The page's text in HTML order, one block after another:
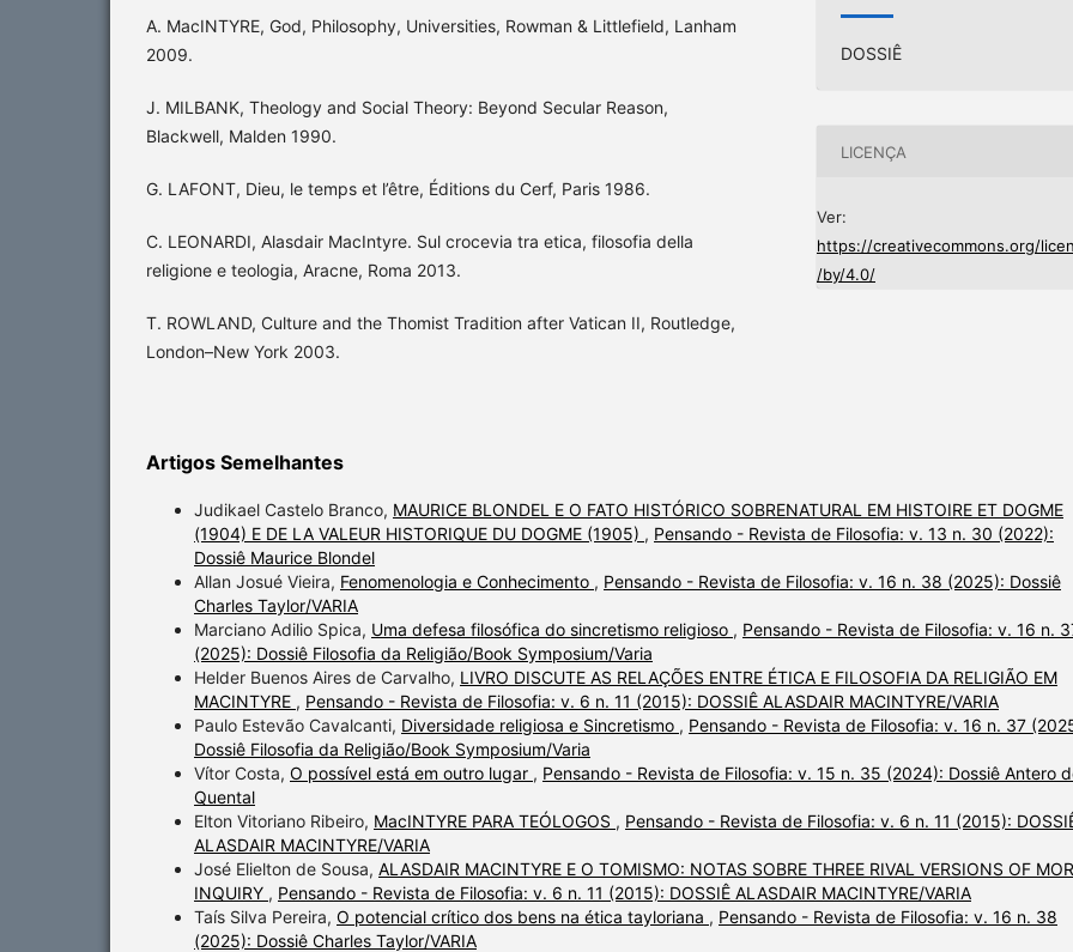
A. MacINTYRE, God, Philosophy, Universities, Rowman & Littlefield, Lanham
2009.
J. MILBANK, Theology and Social Theory: Beyond Secular Reason,
Blackwell, Malden 1990.
G. LAFONT, Dieu, le temps et l’être, Éditions du Cerf, Paris 1986.
C. LEONARDI, Alasdair MacIntyre. Sul crocevia tra etica, filosofia della
religione e teologia, Aracne, Roma 2013.
T. ROWLAND, Culture and the Thomist Tradition after Vatican II, Routledge,
London–New York 2003.
DOSSIÊ
LICENÇA
Ver:
https://creativecommons.org/
/by/4.0/
Artigos Semelhantes
Judikael Castelo Branco, MAURICE BLONDEL E O FATO HISTÓRICO SOBRENATURAL EM HISTOIRE ET DOGME
(1904) E DE LA VALEUR HISTORIQUE DU DOGME (1905) , Pensando - Revista de Filosofia: v. 13 n. 30 (2022):
Dossiê Maurice Blondel
Allan Josué Vieira, Fenomenologia e Conhecimento , Pensando - Revista de Filosofia: v. 16 n. 38 (2025): Dossiê
Charles Taylor/VARIA
Marciano Adilio Spica, Uma defesa filosófica do sincretismo religioso , Pensando - Revista de Filosofia: v. 16 n.
(2025): Dossiê Filosofia da Religião/Book Symposium/Varia
Helder Buenos Aires de Carvalho, LIVRO DISCUTE AS RELAÇÕES ENTRE ÉTICA E FILOSOFIA DA RELIGIÃO EM
MACINTYRE , Pensando - Revista de Filosofia: v. 6 n. 11 (2015): DOSSIÊ ALASDAIR MACINTYRE/VARIA
Paulo Estevão Cavalcanti, Diversidade religiosa e Sincretismo , Pensando - Revista de Filosofia: v. 16 n. 37
Dossiê Filosofia da Religião/Book Symposium/Varia
Vítor Costa, O possível está em outro lugar , Pensando - Revista de Filosofia: v. 15 n. 35 (2024): Dossiê Antero
Quental
Elton Vitoriano Ribeiro, MacINTYRE PARA TEÓLOGOS , Pensando - Revista de Filosofia: v. 6 n. 11 (2015):
ALASDAIR MACINTYRE/VARIA
José Elielton de Sousa, ALASDAIR MACINTYRE E O TOMISMO: NOTAS SOBRE THREE RIVAL VERSIONS OF
INQUIRY , Pensando - Revista de Filosofia: v. 6 n. 11 (2015): DOSSIÊ ALASDAIR MACINTYRE/VARIA
Taís Silva Pereira, O potencial crítico dos bens na ética tayloriana , Pensando - Revista de Filosofia: v. 16 n. 38
(2025): Dossiê Charles Taylor/VARIA